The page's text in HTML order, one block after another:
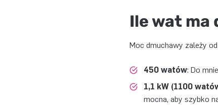
Ile wat ma
Moc dmuchawy zależy
450 watów: Do
1,1 kW (1100
mocna, aby szybko